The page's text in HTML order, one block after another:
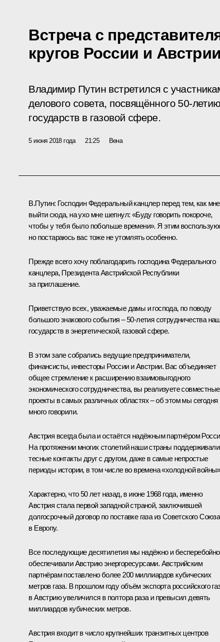
Встреча с
кругов России и
Владимир Путин встретился с
делового совета, посвящённого 50-
государств в газовой сфере.
5 июня 2018 года 21:25 Вена
В.Путин: Господин Федеральный канцлер перед тем, как мне
выйти сюда, на ухо мне шепнул: «Буду говорить покороче,
чтобы у тебя было побольше времени». Я этим
но постараюсь вас тоже не утомлять особенно.
Прежде всего хочу поблагодарить господина Федерального
канцлера, Президента Австрийской Республики
за приглашение.
Приветствую всех, уважаемые дамы и господа, по поводу
большого знакового события – 50-летия сотрудничества
государств в энергетической, газовой сфере.
В этом зале собрались ведущие предприниматели,
финансисты, инвесторы России и Австрии. Вас объединяет
общее стремление к расширению взаимовыгодного
экономического сотрудничества, вы реализуете совместные
проекты в самых различных областях – об этом мы сегодня
много говорили.
Австрия всегда была и остаётся надёжным партнёром
На протяжении многих столетий наши страны поддерживали
тесные контакты друг с другом, даже в самые непростые
периоды истории, в том числе во времена «холодной
Характерно, что 50 лет назад, в июне 1968 года, именно
Австрия стала первой западной страной, заключившей
долгосрочный договор по поставке газа из Советского Союза
в Европу.
Все последующие десятилетия мы надёжно и бесперебойно
обеспечивали Австрию энергоресурсами. Австрийским
партнёрам поставлено более 200 миллиардов кубических
метров газа. В прошлом году объём экспорта российского
в Австрию увеличился в полтора раза и превысил девять
миллиардов кубических метров.
Австрия входит в число крупнейших транзитных центров